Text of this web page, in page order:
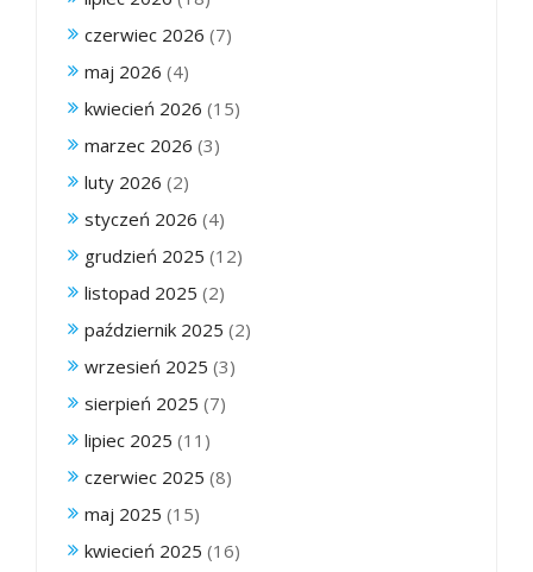
czerwiec 2026 (7)
maj 2026 (4)
kwiecień 2026 (15)
marzec 2026 (3)
luty 2026 (2)
styczeń 2026 (4)
grudzień 2025 (12)
listopad 2025 (2)
październik 2025 (2)
wrzesień 2025 (3)
sierpień 2025 (7)
lipiec 2025 (11)
czerwiec 2025 (8)
maj 2025 (15)
kwiecień 2025 (16)